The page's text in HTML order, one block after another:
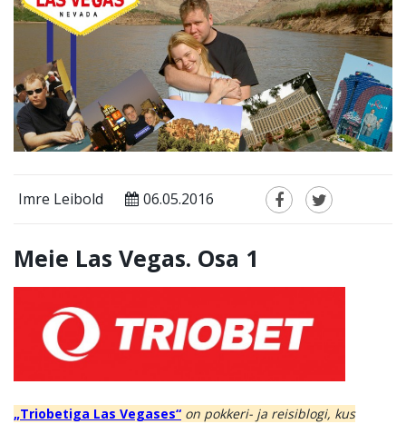
Imre Leibold 06.05.2016
Meie Las Vegas. Osa 1
„Triobetiga Las Vegases“ on pokkeri- ja reisiblogi, kus